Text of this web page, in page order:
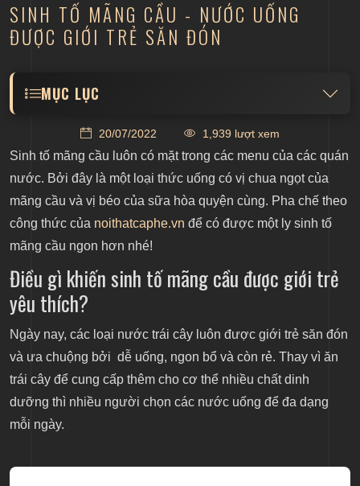
SINH TỐ MÃNG CẦU - NƯỚC UỐNG
ĐƯỢC GIỚI TRẺ SĂN ĐÓN
MỤC LỤC
thích?
Mix các loại trái cây cùng với sinh tố mãng cầu cho
menu quán đồ uống
Sinh tố mãng cầu đơn giản cùng với sữa đặc
Sinh tố mãng cầu được mix cùng với bơ
Sinh tố mãng cầu mix cùng với chuối
Bí quyết để lựa chọn mãng cầu ngon cho món
nước chuẩn vị
Kết bài
20/07/2022 1,939 lượt xem
Sinh tố mãng cầu luôn có mặt trong các menu của các quán
nước. Bởi đây là một loại thức uống có vị chua ngọt của
mãng cầu và vị béo của sữa hòa quyện cùng. Pha chế theo
công thức của noithatcaphe.vn để có được một ly sinh tố
mãng cầu ngon hơn nhé!
Điều gì khiến sinh tố mãng cầu được giới trẻ
yêu thích?
Ngày nay, các loại nước trái cây luôn được giới trẻ săn đón
và ưa chuộng bởi dễ uống, ngon bổ và còn rẻ. Thay vì ăn
trái cây để cung cấp thêm cho cơ thể nhiều chất dinh
dưỡng thì nhiều người chọn các nước uống để đa dạng
mỗi ngày.